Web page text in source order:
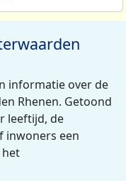
informatie over de
Rhenen. Getoond
leeftijd, de
inwoners een